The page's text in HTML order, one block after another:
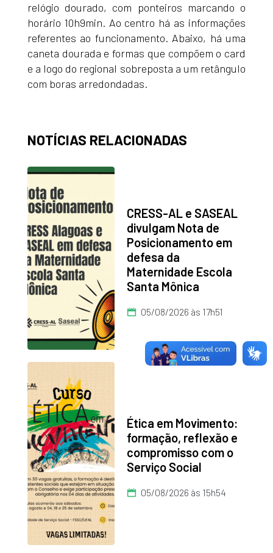
relógio dourado, com ponteiros marcando o
horário 10h9min. Ao centro há as informações
referentes ao funcionamento. Abaixo, há uma
caneta dourada e formas que compõem o card
e a logo do regional sobreposta a um retângulo
com boras arredondadas.
NOTÍCIAS RELACIONADAS
CRESS-AL e SASEAL
divulgam Nota de
Posicionamento em
defesa da
Maternidade Escola
Santa Mônica
05/08/2026 às 17h51
Ética em Movimento:
formação, reflexão e
compromisso com o
Serviço Social
05/08/2026 às 15h54